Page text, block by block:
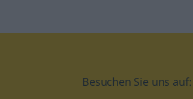
Besuchen Sie uns auf: